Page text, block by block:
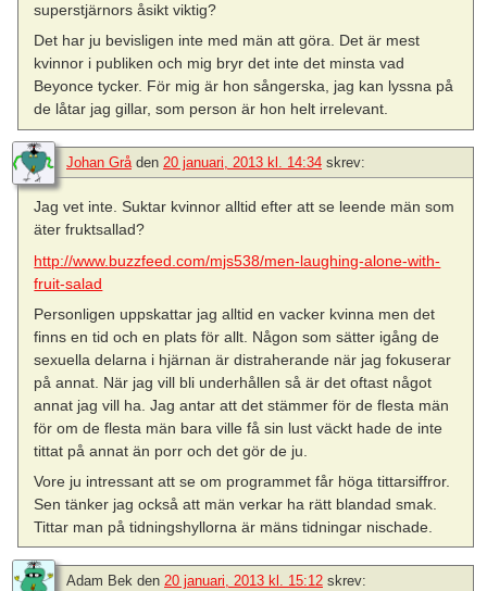
superstjärnors åsikt viktig?
Det har ju bevisligen inte med män att göra. Det är mest
kvinnor i publiken och mig bryr det inte det minsta vad
Beyonce tycker. För mig är hon sångerska, jag kan lyssna på
de låtar jag gillar, som person är hon helt irrelevant.
Johan Gråden 20 januari, 2013 kl. 14:34 skrev:
Jag vet inte. Suktar kvinnor alltid efter att se leende män som
äter fruktsallad?
http://www.buzzfeed.com/mjs538/men-laughing-alone-with-
fruit-salad
Personligen uppskattar jag alltid en vacker kvinna men det
finns en tid och en plats för allt. Någon som sätter igång de
sexuella delarna i hjärnan är distraherande när jag fokuserar
på annat. När jag vill bli underhållen så är det oftast något
annat jag vill ha. Jag antar att det stämmer för de flesta män
för om de flesta män bara ville få sin lust väckt hade de inte
tittat på annat än porr och det gör de ju.
Vore ju intressant att se om programmet får höga tittarsiffror.
Sen tänker jag också att män verkar ha rätt blandad smak.
Tittar man på tidningshyllorna är mäns tidningar nischade.
Adam Bek den 20 januari, 2013 kl. 15:12 skrev: